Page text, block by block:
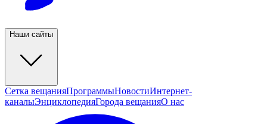
Наши сайты
Сетка вещанияПрограммыНовостиИнтернет-
каналыЭнциклопедияГорода вещанияО нас